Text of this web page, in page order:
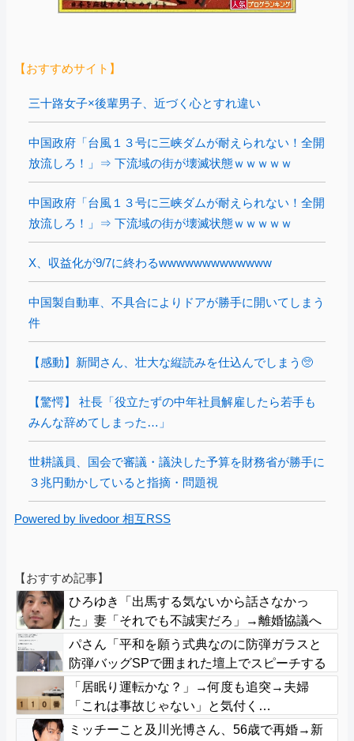
【おすすめサイト】
三十路女子×後輩男子、近づく心とすれ違い
中国政府「台風１３号に三峡ダムが耐えられない！全開
放流しろ！」⇒ 下流域の街が壊滅状態ｗｗｗｗｗ
中国政府「台風１３号に三峡ダムが耐えられない！全開
放流しろ！」⇒ 下流域の街が壊滅状態ｗｗｗｗｗ
X、収益化が9/7に終わるwwwwwwwwwwwww
中国製自動車、不具合によりドアが勝手に開いてしまう
件
【感動】新聞さん、壮大な縦読みを仕込んでしまう🥺
【驚愕】 社長「役立たずの中年社員解雇したら若手も
みんな辞めてしまった…」
世耕議員、国会で審議・議決した予算を財務省が勝手に
３兆円動かしていると指摘・問題視
Powered by livedoor 相互RSS
【おすすめ記事】
ひろゆき「出馬する気ないから話さなかっ
た」妻「それでも不誠実だろ」→離婚協議へ
ｗｗｗｗｗ
パさん「平和を願う式典なのに防弾ガラスと
防弾バッグSPで囲まれた壇上でスピーチする
人が総理大臣」
「居眠り運転かな？」→何度も追突→夫婦
「これは事故じゃない」と気付く…
ミッチーこと及川光博さん、56歳で再婚→新